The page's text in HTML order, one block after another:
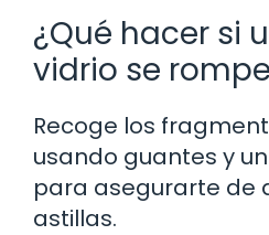
¿Qué hacer si
vidrio se
Recoge los
usando guantes y
para asegurarte de
astillas.